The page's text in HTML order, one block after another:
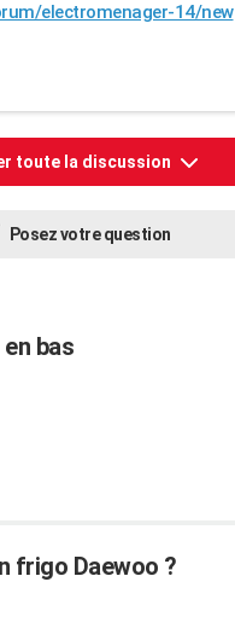
electromenager-14/new
toute la discussion
Posez votre question
bas
frigo Daewoo ?